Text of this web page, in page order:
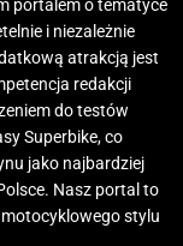
portalem o tematyce
i niezależnie
atrakcją jest
redakcji
do testów
Superbike, co
jako najbardziej
Nasz portal to
stylu